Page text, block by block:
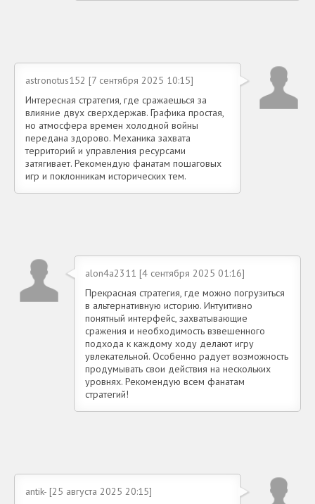
astronotus152 [7 сентября 2025 10:15]
Интересная стратегия, где сражаешься за
влияние двух сверхдержав. Графика простая,
но атмосфера времен холодной войны
передана здорово. Механика захвата
территорий и управления ресурсами
затягивает. Рекомендую фанатам пошаговых
игр и поклонникам исторических тем.
alon4a2311 [4 сентября 2025 01:16]
Прекрасная стратегия, где можно погрузиться
в альтернативную историю. Интуитивно
понятный интерфейс, захватывающие
сражения и необходимость взвешенного
подхода к каждому ходу делают игру
увлекательной. Особенно радует возможность
продумывать свои действия на нескольких
уровнях. Рекомендую всем фанатам
стратегий!
antik- [25 августа 2025 20:15]